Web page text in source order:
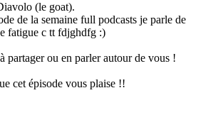
(le goat).
de la semaine full podcasts je parle de
fatigue c tt fdjghdfg :)
partager ou en parler autour de vous !
cet épisode vous plaise !!